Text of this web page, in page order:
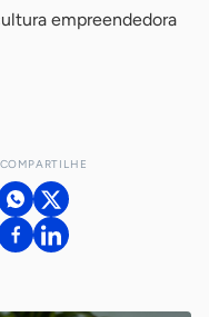
empreendedora
COMPARTILHE